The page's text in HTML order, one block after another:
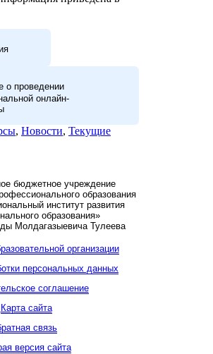
о проведении
онлайн-
, Новости, Текущие
бюджетное учреждение
образования
институт развития
образования»
Молдагазыевича Тулеева
организации
персональных данных
соглашение
Карта сайта
связь
версия сайта